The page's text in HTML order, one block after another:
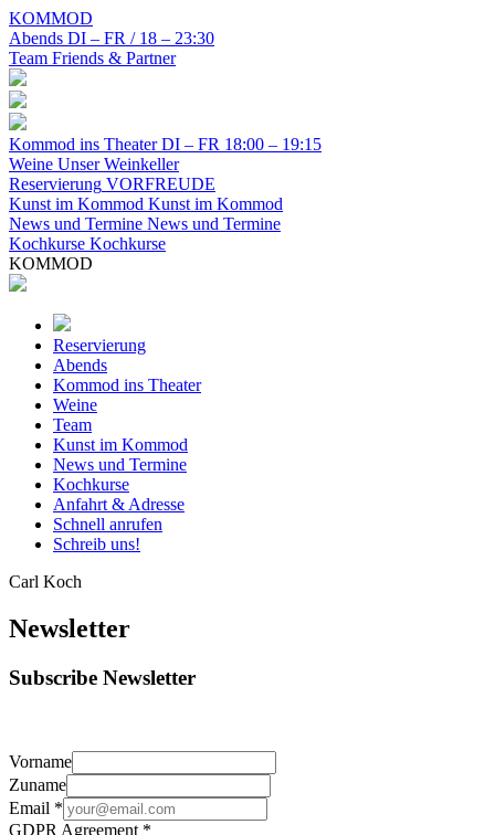
KOMMOD
Abends DI – FR / 18 – 23:30
Team Friends & Partner
Kommod ins Theater DI – FR 18:00 – 19:15
Weine Unser Weinkeller
Reservierung VORFREUDE
Kunst im Kommod Kunst im Kommod
News und Termine News und Termine
Kochkurse Kochkurse
KOMMOD
Reservierung
Abends
Kommod ins Theater
Weine
Team
Kunst im Kommod
News und Termine
Kochkurse
Anfahrt & Adresse
Schnell anrufen
Schreib uns!
Carl Koch
Newsletter
Subscribe Newsletter
Vorname
Zuname
Email *
GDPR Agreement *